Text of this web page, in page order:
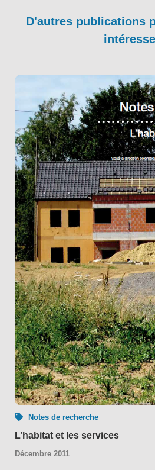
D'autres publications
Notes de recherche
L’habitat et les services
Décembre 2011